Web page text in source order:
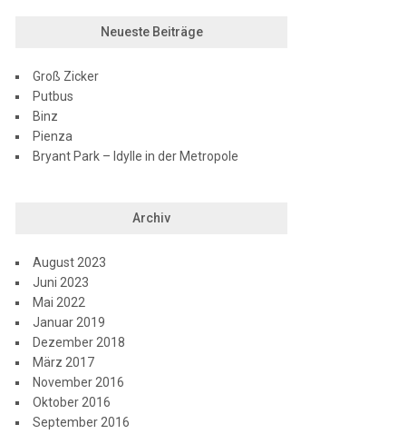
Neueste Beiträge
Groß Zicker
Putbus
Binz
Pienza
Bryant Park – Idylle in der Metropole
Archiv
August 2023
Juni 2023
Mai 2022
Januar 2019
Dezember 2018
März 2017
November 2016
Oktober 2016
September 2016